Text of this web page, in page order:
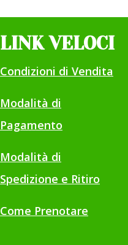
LINK VELOCI
Condizioni di Vendita
Modalità di
Pagamento
Modalità di
Spedizione e Ritiro
Come Prenotare